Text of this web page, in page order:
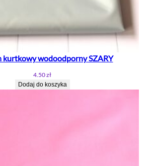
wodoodporny SZARY
4.50zł
Dodaj do koszyka